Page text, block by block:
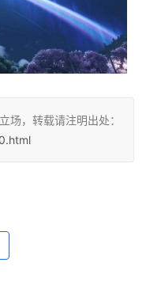
场，转载请注明出处：